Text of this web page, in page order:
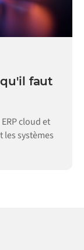
qu'il faut
cloud et
systèmes